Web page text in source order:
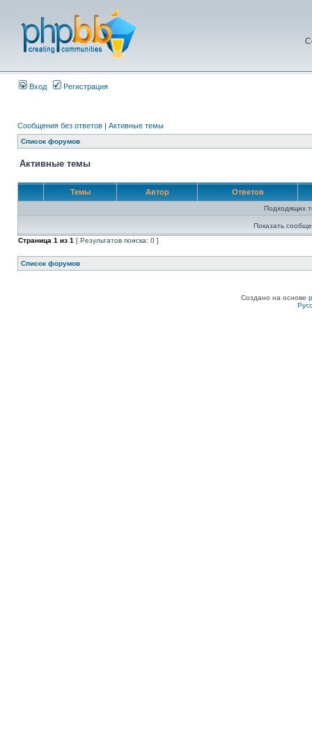
Вход Регистрация
Сообщения без ответов | Активные темы
Список форумов
Активные темы
Темы Автор Ответов
Подходящих
Показать
Страница 1 из 1 [ Результатов поиска: 0 ]
Список форумов
Создано на основе